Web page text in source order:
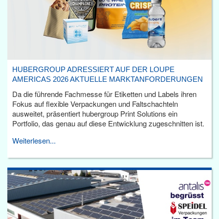
HUBERGROUP ADRESSIERT AUF DER LOUPE
AMERICAS 2026 AKTUELLE MARKTANFORDERUNGEN
Da die führende Fachmesse für Etiketten und Labels ihren
Fokus auf flexible Verpackungen und Faltschachteln
ausweitet, präsentiert hubergroup Print Solutions ein
Portfolio, das genau auf diese Entwicklung zugeschnitten ist.
Weiterlesen...